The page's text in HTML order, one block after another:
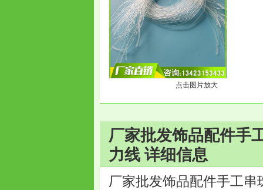
点击图片放大
厂家批发饰品配件手
力线 详细信息
厂家批发饰品配件手工